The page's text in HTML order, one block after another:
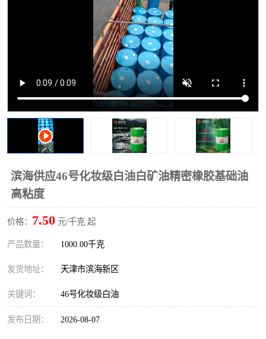
滨海供应46号化妆级白油白矿油精密橡胶基础油
高粘度
价格： 7.50 元/千克 起
产品数量： 1000.00千克
发货地址： 天津市滨海新区
关键词： 46号化妆级白油
发布日期： 2026-08-07